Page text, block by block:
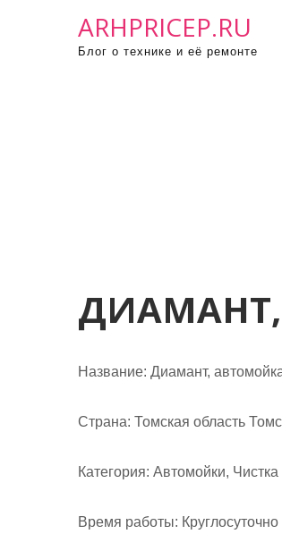
ARHPRICEP.RU
Блог о технике и её ремонте
Название: Диамант,
Страна: Томская область
Категория: Автомойки, Чистка
Время работы: Круглосуточно